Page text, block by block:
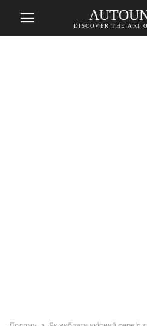
DISCOVER THE ART